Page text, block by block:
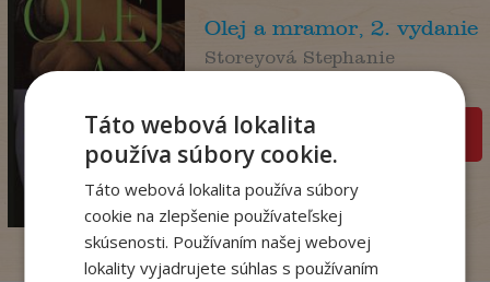
14,90
4,95 €
Olej a mramor, 2. vydanie
Storeyová Stephanie
pridať do košíka
Táto webová lokalita
používa súbory cookie.
Táto webová lokalita používa súbory
cookie na zlepšenie používateľskej
skúsenosti. Používaním našej webovej
lokality vyjadrujete súhlas s používaním